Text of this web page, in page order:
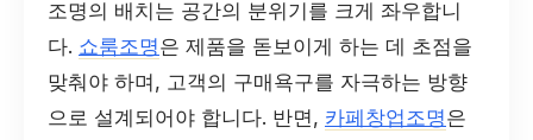
조명의 배치는 공간의 분위기를 크게 좌우합니
다. 쇼룸조명은 제품을 돋보이게 하는 데 초점을
맞춰야 하며, 고객의 구매욕구를 자극하는 방향
으로 설계되어야 합니다. 반면, 카페창업조명은